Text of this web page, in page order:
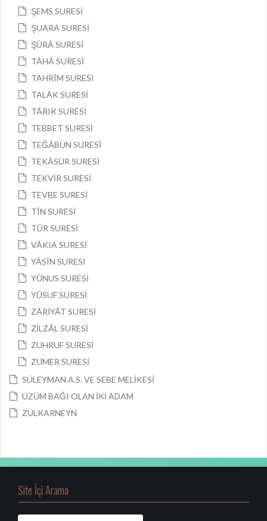
ŞEMS SURESİ
ŞUARA SURESİ
ŞÛRÂ SURESİ
TÂHÂ SURESİ
TAHRÎM SURESİ
TALÂK SURESİ
TÂRIK SURESİ
TEBBET SURESİ
TEĞÂBÜN SURESİ
TEKÂSÜR SURESİ
TEKVİR SURESİ
TEVBE SURESİ
TÎN SURESİ
TÛR SURESİ
VÂKIA SURESİ
YÂSÎN SURESİ
YÛNUS SURESİ
YÛSUF SURESİ
ZÂRİYÂT SURESİ
ZİLZÂL SURESİ
ZUHRUF SURESİ
ZÜMER SURESİ
SÜLEYMAN A.S. VE SEBE MELİKESİ
ÜZÜM BAĞI OLAN İKİ ADAM
ZÜLKARNEYN
Site İçi Arama